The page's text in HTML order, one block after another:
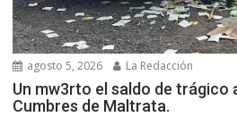
agosto 5, 2026 La Redacción
Un mw3rto el saldo de trágico
Cumbres de Maltrata.